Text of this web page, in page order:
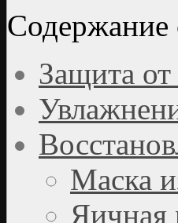
Содержание
Защита от
Маска
Яичная